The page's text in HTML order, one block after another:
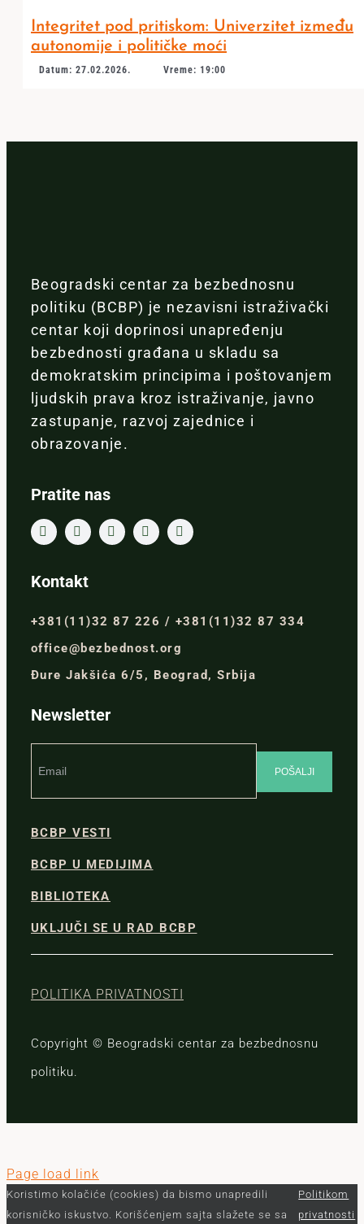
Integritet pod pritiskom: Univerzitet između
autonomije i političke moći
Datum: 27.02.2026. Vreme: 19:00
Beogradski centar za bezbednosnu
politiku (BCBP) je nezavisni istraživački
centar koji doprinosi unapređenju
bezbednosti građana u skladu sa
demokratskim principima i poštovanjem
ljudskih prava kroz istraživanje, javno
zastupanje, razvoj zajednice i
obrazovanje.
Pratite nas
Kontakt
+381(11)32 87 226 / +381(11)32 87 334
office@bezbednost.org
Đure Jakšića 6/5, Beograd, Srbija
Newsletter
BCBP VESTI
BCBP U MEDIJIMA
BIBLIOTEKA
UKLJUČI SE U RAD BCBP
POLITIKA PRIVATNOSTI
Copyright © Beogradski centar za bezbednosnu
politiku.
Page load link
Koristimo kolačiće (cookies) da bismo unapredili
korisničko iskustvo. Korišćenjem sajta slažete se sa
Politikom
privatnosti